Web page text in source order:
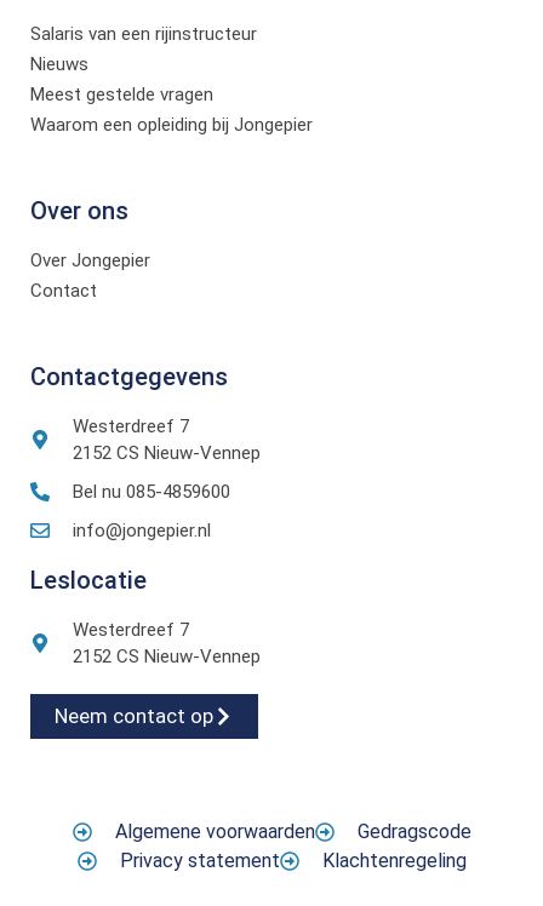
Salaris van een rijinstructeur
Nieuws
Meest gestelde vragen
Waarom een opleiding bij Jongepier
Over ons
Over Jongepier
Contact
Contactgegevens
Westerdreef 7
2152 CS Nieuw-Vennep
Bel nu 085-4859600
info@jongepier.nl
Leslocatie
Westerdreef 7
2152 CS Nieuw-Vennep
Neem contact op
Algemene voorwaarden
Gedragscode
Privacy statement
Klachtenregeling